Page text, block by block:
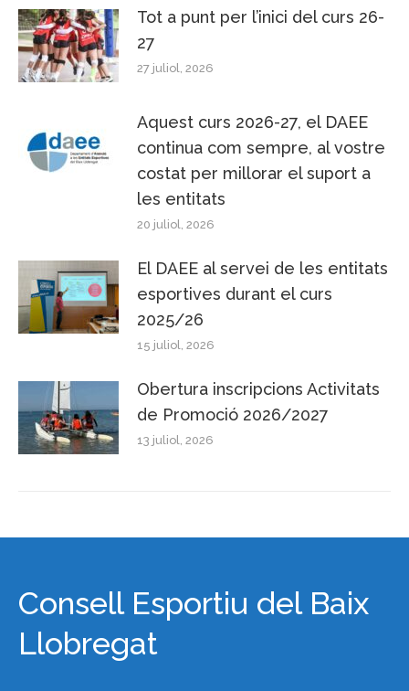
Tot a punt per l’inici del curs 26-
27
27 juliol, 2026
Aquest curs 2026-27, el DAEE
continua com sempre, al vostre
costat per millorar el suport a
les entitats
20 juliol, 2026
El DAEE al servei de les entitats
esportives durant el curs
2025/26
15 juliol, 2026
Obertura inscripcions Activitats
de Promoció 2026/2027
13 juliol, 2026
Consell Esportiu del Baix
Llobregat